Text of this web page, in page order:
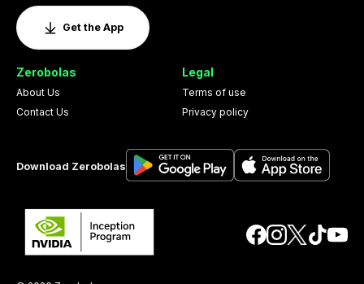
Get the App
Zerobolas
About Us
Contact Us
Legal
Terms of use
Privacy policy
Download Zerobolas